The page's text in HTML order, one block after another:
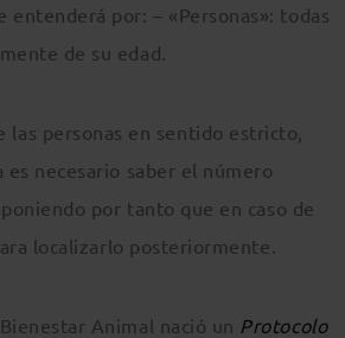
por: – «Personas»: todas
de su edad.
las personas en sentido estricto,
necesario saber el número
por tanto que en caso de
localizarlo posteriormente.
Animal nació un Protocolo